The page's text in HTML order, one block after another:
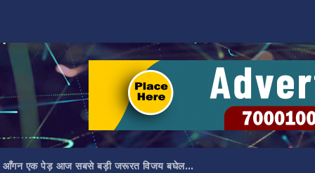
आँगन एक पेड़ आज सबसे बड़ी जरूरत विजय बघेल…